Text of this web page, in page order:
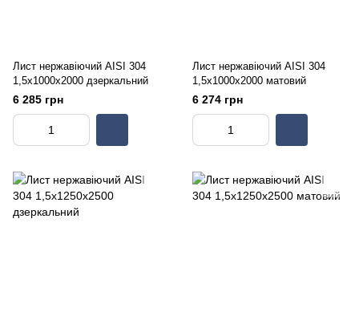
Лист нержавіючий AISI 304
1,5х1000х2000 дзеркальний
6 285 грн
Лист нержавіючий AISI 304
1,5х1000х2000 матовий
6 274 грн